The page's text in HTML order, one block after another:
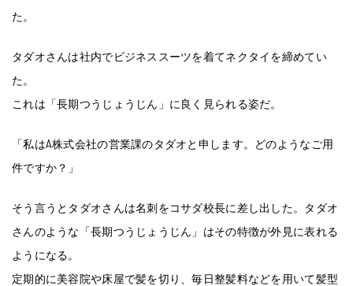
た。
タダオさんは社内でビジネススーツを着てネクタイを締めてい
た。
これは「長期つうじょうじん」に良く見られる姿だ。
「私はA株式会社の営業課のタダオと申します。どのようなご用
件ですか？」
そう言うとタダオさんは名刺をコサダ校長に差し出した。タダオ
さんのような「長期つうじょうじん」はその特徴が外見に表れる
ようになる。
定期的に美容院や床屋で髪を切り、毎日整髪料などを用いて髪型